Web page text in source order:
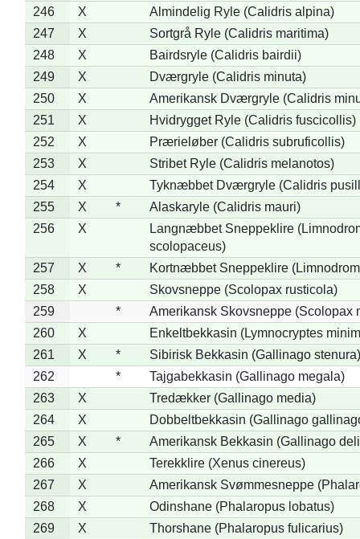
246
X
Almindelig Ryle (Calidris alpina)
247
X
Sortgrå Ryle (Calidris maritima)
248
X
Bairdsryle (Calidris bairdii)
249
X
Dværgryle (Calidris minuta)
250
X
Amerikansk Dværgryle (Calidris
251
X
Hvidrygget Ryle (Calidris fuscicollis)
252
X
Prærieløber (Calidris subruficollis)
253
X
Stribet Ryle (Calidris melanotos)
254
X
Tyknæbbet Dværgryle (Calidris
255
X *
Alaskaryle (Calidris mauri)
256
X
Langnæbbet Sneppeklire
scolopaceus)
257
X *
Kortnæbbet Sneppeklire
258
X
Skovsneppe (Scolopax rusticola)
259
*
Amerikansk Skovsneppe (Scolopax
260
X
Enkeltbekkasin (Lymnocryptes
261
X *
Sibirisk Bekkasin (Gallinago stenura)
262
*
Tajgabekkasin (Gallinago megala)
263
X
Tredækker (Gallinago media)
264
X
Dobbeltbekkasin (Gallinago
265
X *
Amerikansk Bekkasin (Gallinago
266
X
Terekklire (Xenus cinereus)
267
X
Amerikansk Svømmesneppe
268
X
Odinshane (Phalaropus lobatus)
269
X
Thorshane (Phalaropus fulicarius)